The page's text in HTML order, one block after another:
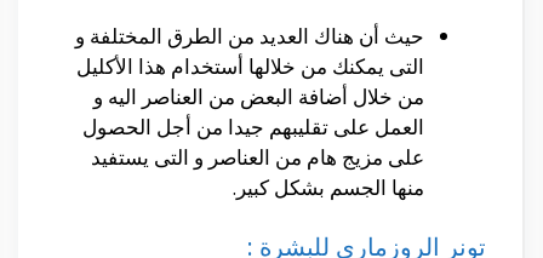
حيث أن هناك العديد من الطرق المختلفة و
التى يمكنك من خلالها أستخدام هذا الأكليل
من خلال أضافة البعض من العناصر اليه و
العمل على تقليبهم جيدا من أجل الحصول
على مزيج هام من العناصر و التى يستفيد
منها الجسم بشكل كبير.
تونر الروزماري للبشرة :